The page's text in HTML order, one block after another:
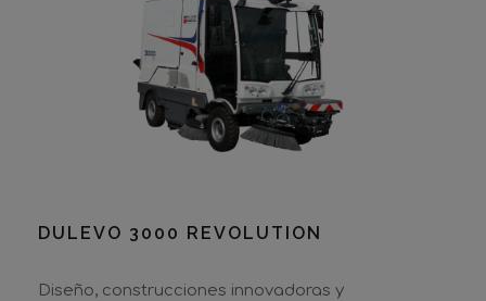
DULEVO 3000 REVOLUTION
Diseño, construcciones innovadoras y